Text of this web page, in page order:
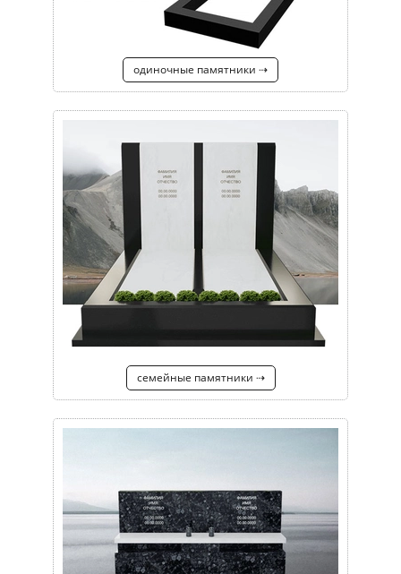
одиночные памятники ⇢
семейные памятники ⇢